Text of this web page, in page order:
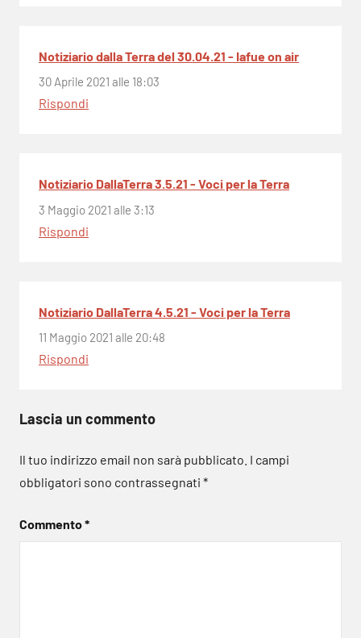
Notiziario dalla Terra del 30.04.21 - Iafue on air
30 Aprile 2021 alle 18:03
Rispondi
Notiziario DallaTerra 3.5.21 - Voci per la Terra
3 Maggio 2021 alle 3:13
Rispondi
Notiziario DallaTerra 4.5.21 - Voci per la Terra
11 Maggio 2021 alle 20:48
Rispondi
Lascia un commento
Il tuo indirizzo email non sarà pubblicato. I campi
obbligatori sono contrassegnati *
Commento*